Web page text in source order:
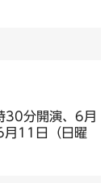
30分開演、6月
月11日（日曜